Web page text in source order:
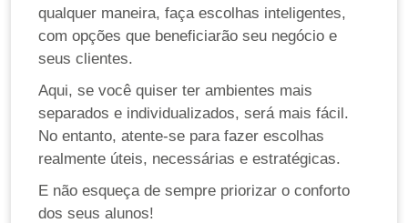
qualquer maneira, faça escolhas inteligentes,
com opções que beneficiarão seu negócio e
seus clientes.
Aqui, se você quiser ter ambientes mais
separados e individualizados, será mais fácil.
No entanto, atente-se para fazer escolhas
realmente úteis, necessárias e estratégicas.
E não esqueça de sempre priorizar o conforto
dos seus alunos!